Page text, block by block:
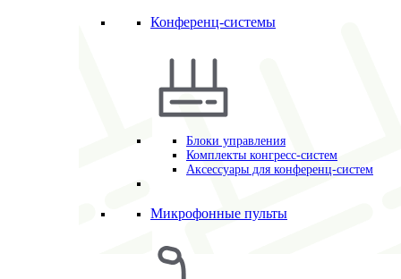
Конференц-системы
Блоки управления
Комплекты конгресс-систем
Аксессуары для конференц-систем
Микрофонные пульты